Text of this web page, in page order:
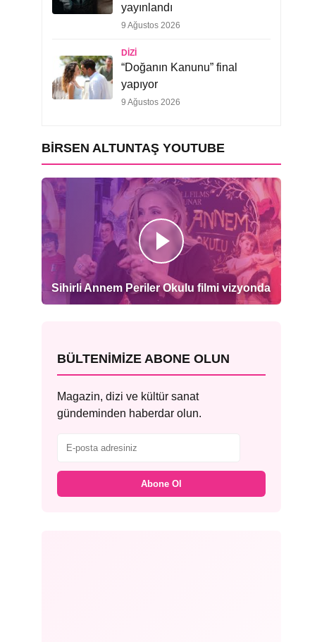
yayınlandı
9 Ağustos 2026
DIZI
“Doğanın Kanunu” final
yapıyor
9 Ağustos 2026
BIRSEN ALTUNTAŞ YOUTUBE
Sihirli Annem Periler Okulu filmi vizyonda
BÜLTENIMIZE ABONE OLUN
Magazin, dizi ve kültür sanat
gündeminden haberdar olun.
Abone Ol